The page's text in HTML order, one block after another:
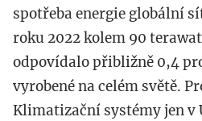
spotřeba energie globální
roku 2022 kolem 90
odpovídalo přibližně 0,4
vyrobené na celém světě.
Klimatizační systémy jen v